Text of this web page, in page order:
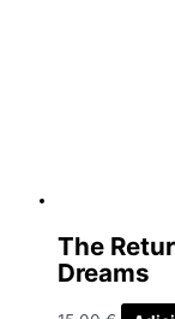
The
Dreams